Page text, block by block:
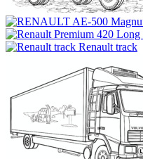
Renault track